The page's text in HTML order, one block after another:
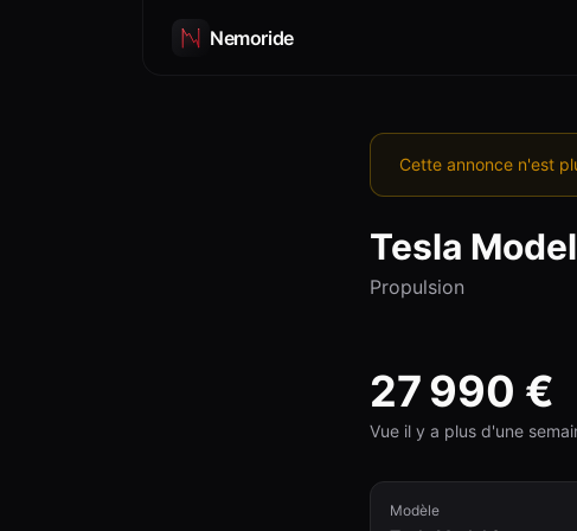
Nemoride
Cette annonce n'est
Tesla
Propulsion
27 990 €
Vue il y a plus d'une
Modèle